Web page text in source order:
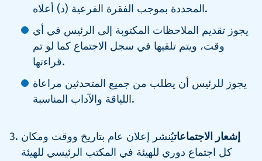
المحددة بموجب الفقرة الفرعية (د) أعلاه.
يجوز تقديم الملاحظات المكتوبة إلى الرئيس في أي
وقت، ويتم تلقيها في سجل الاجتماع كما لو تم
قراءتها.
يجوز للرئيس أن يطلب من جميع المتحدثين مراعاة
اللياقة والآداب المناسبة.
إشعار الاجتماعاتيُنشر إعلان عام بتاريخ ووقت ومكان
كل اجتماع دوري للهيئة في المكتب الرئيسي للهيئة